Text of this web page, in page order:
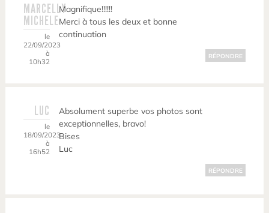
MARCELLY
MICHELE
le
22/09/2023
à
10h32
Magnifique!!!!!!
Merci à tous les deux et bonne
continuation
RÉPONDRE
LUC
le
18/09/2023
à
16h52
Absolument superbe vos photos sont
exceptionnelles, bravo!
Bises
Luc
RÉPONDRE